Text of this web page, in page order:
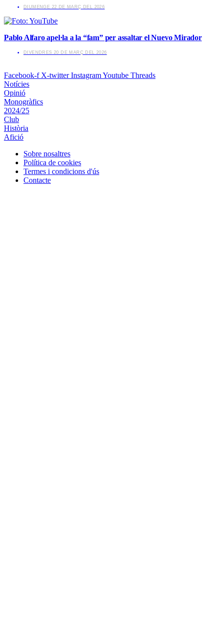
​DIUMENGE 22 DE MARÇ DEL 2026
Pablo Alfaro apel·la a la “fam” per assaltar el Nuevo Mirador
​DIVENDRES 20 DE MARÇ DEL 2026
Facebook-f X-twitter InstagramYoutube Threads
Notícies
Opinió
Monogràfics
2024/25
Club
Història
Afició
Sobre nosaltres
Política de cookies
Termes i condicions d'ús
Contacte